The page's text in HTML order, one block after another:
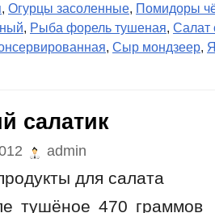
, Огурцы засоленные, Помидоры
, Рыба форель тушеная, Салат
, Сыр мондзеер,
салатик
admin
для салата
тушёное 470 граммов